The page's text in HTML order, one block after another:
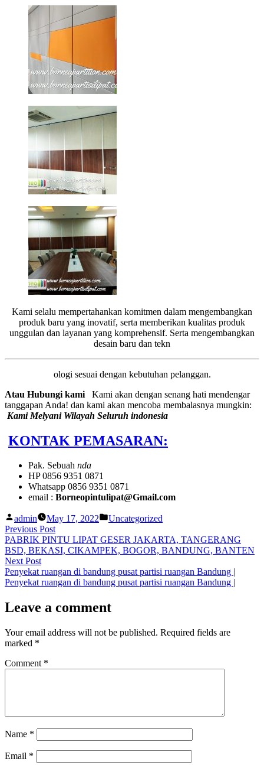
Kami selalu mempertahankan komitmen dalam mengembangkan
produk baru yang inovatif, serta memberikan kualitas produk
unggulan dan layanan yang komprehensif. Serta mengembangkan
desain baru dan tekn
ologi sesuai dengan kebutuhan pelanggan.
Atau Hubungi kami
Kami akan dengan senang hati mendengar
tanggapan Anda! dan kami akan mencoba membalasnya mungkin:
Kami Melyani Wilayah Seluruh indonesia
KONTAK PEMASARAN:
Pak. Sebuah nda
HP 0856 9351 0871
Whatsapp 0856 9351 0871
email : Borneopintulipat@Gmail.com
Posted
by
admin May 17, 2022
Posted
Uncategorized
Post
navigation
Previous PostPrevious
post:
PABRIK PINTU LIPAT GESER JAKARTA, TANGERANG
BSD, BEKASI, CIKAMPEK, BOGOR, BANDUNG, BANTEN
Next PostNext
post:
Penyekat ruangan di bandung pusat partisi ruangan Bandung |
Penyekat ruangan di bandung pusat partisi ruangan Bandung |
Leave a comment
Your email address will not be published. Required fields are
marked *
Comment *
Name *
Email *